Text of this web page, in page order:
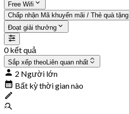
Free Wifi
Chấp nhận Mã khuyến mãi / Thẻ quà tặng
Đoạt giải thưởng
0 kết quả
Sắp xếp theoLiên quan nhất
2 Người lớn
Bất kỳ thời gian nào